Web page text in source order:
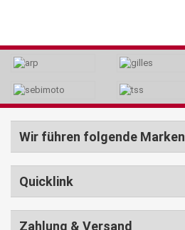
Wir führen folgende Marken
Quicklink
Zahlung & Versand